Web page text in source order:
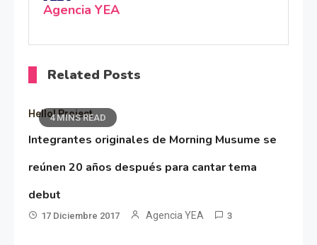
Agencia YEA
Related Posts
4 MINS READ
Hello! Project
Integrantes originales de Morning Musume se
reúnen 20 años después para cantar tema
debut
17 Diciembre 2017 Agencia YEA 3